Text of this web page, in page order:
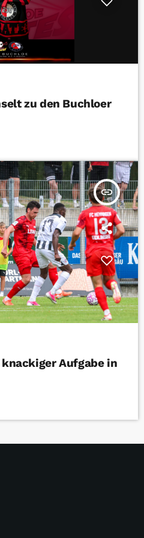
zu den Buchloer
insert_link
Aufgabe in